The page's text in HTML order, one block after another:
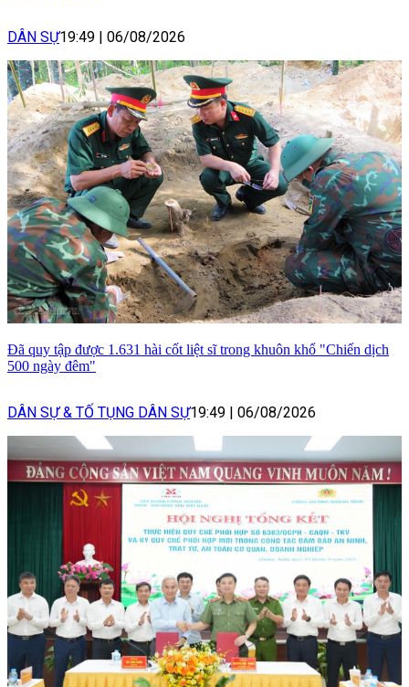
DÂN SỰ19:49 06/08/2026
Đã quy tập được 1.631 hài cốt liệt sĩ trong khuôn khổ "Chiến dịch
500 ngày đêm"
DÂN SỰ & TỐ TỤNG DÂN SỰ19:49 06/08/2026